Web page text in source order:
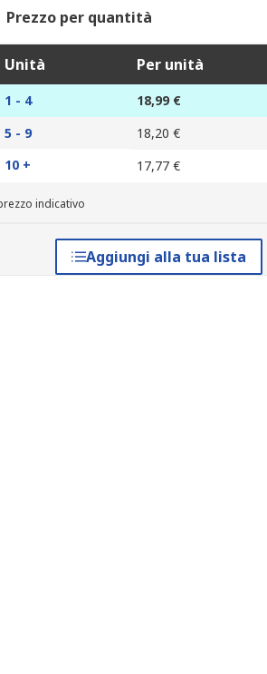
Prezzo per quantità
Unità Per unità
1 - 4
18,99 €
5 - 9
18,20 €
10 +
17,77 €
indicativo
Aggiungi alla tua lista